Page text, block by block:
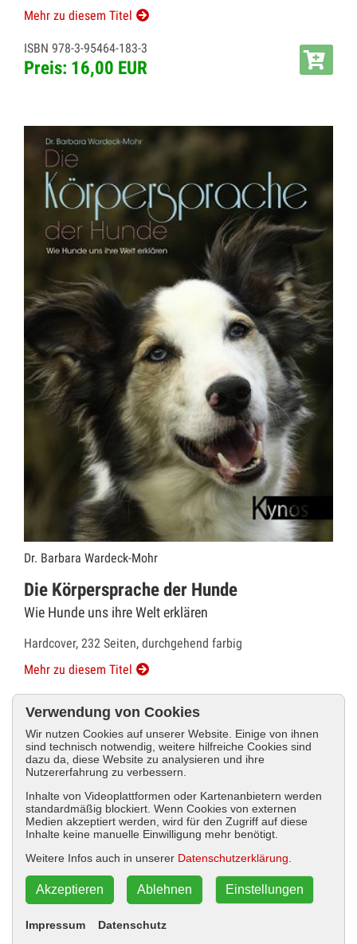
Mehr zu diesem Titel
ISBN 978-3-95464-183-3
Preis: 16,00 EUR
Dr. Barbara Wardeck-Mohr
Die Körpersprache der Hunde
Wie Hunde uns ihre Welt erklären
Hardcover, 232 Seiten, durchgehend farbig
Mehr zu diesem Titel
Preis: 28,00 EUR
Verwendung von Cookies
Wir nutzen Cookies auf unserer Website. Einige von ihnen
sind technisch notwendig, weitere hilfreiche Cookies sind
dazu da, diese Website zu analysieren und ihre
Nutzererfahrung zu verbessern.
Inhalte von Videoplattformen oder Kartenanbietern werden
standardmäßig blockiert. Wenn Cookies von externen
Medien akzeptiert werden, wird für den Zugriff auf diese
Inhalte keine manuelle Einwilligung mehr benötigt.
Weitere Infos auch in unserer Datenschutzerklärung
Impressum Datenschutz
Einstellungen
Ablehnen
Akzeptieren